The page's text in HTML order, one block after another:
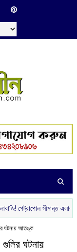
পেট্রাপোল সীমান্ত এলাকা
ঘটনায় আতঙ্ক
ঘটনায়